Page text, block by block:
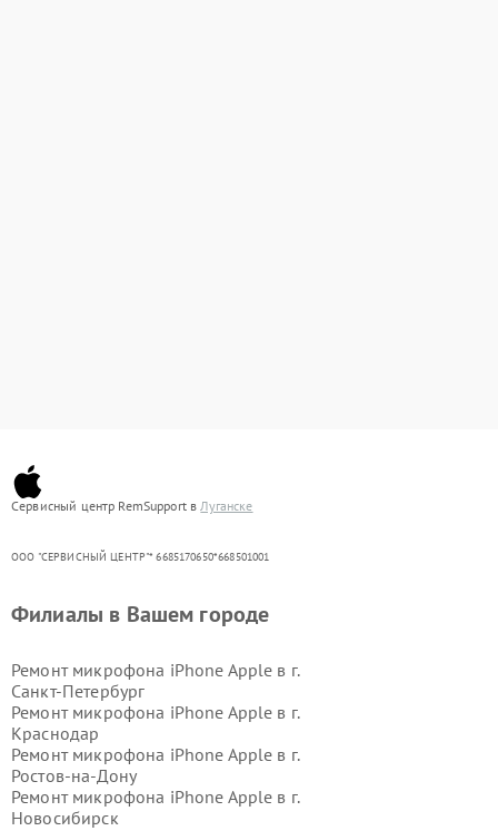
Сервисный центр RemSupport вЛуганске
ООО "СЕРВИСНЫЙ ЦЕНТР"* 6685170650*668501001
Филиалы в Вашем городе
Ремонт микрофона iPhone Apple в г.
Санкт-Петербург
Ремонт микрофона iPhone Apple в г.
Краснодар
Ремонт микрофона iPhone Apple в г.
Ростов-на-Дону
Ремонт микрофона iPhone Apple в г.
Новосибирск